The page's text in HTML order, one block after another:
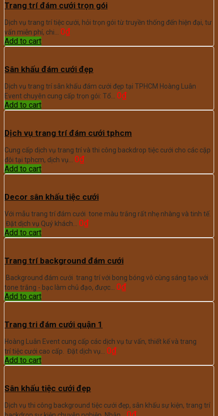
Trang trí đám cưới trọn gói
Dịch vụ trang trí tiệc cưới, hỏi trọn gói từ truyền thống đến hiện đại, tư
vấn miễn phí, chi… 0₫
Add to cart
Sân khấu đám cưới đẹp
Dịch vụ trang trí sân khấu đám cưới đẹp tại TPHCM Hoàng Luân
Event chuyên cung cấp trọn gói: Tổ… 0₫
Add to cart
Dịch vụ trang trí đám cưới tphcm
Cung cấp dịch vụ trang trí và thi công backdrop tiệc cưới cho các cặp
đôi tại tphcm, dịch vụ… 0₫
Add to cart
Decor sân khấu tiệc cưới
Với mẫu trang trí đám cưới tone màu trắng rất nhẹ nhàng và tinh tế.
Đặt dịch vụ Quý khách… 0₫
Add to cart
Trang trí background đám cưới
Background đám cưới trang trí với bong bóng vô cùng sáng tạo với
tone trắng - bạc làm chủ đạo, được… 0₫
Add to cart
Trang tri đám cưới quận 1
Hoàng Luân Event cung cấp các dịch vụ tư vấn, thiết kế và trang
trí tiệc cưới cao cấp. Đặt dịch vụ… 0₫
Add to cart
Sân khấu tiệc cưới đẹp
Dịch vụ thi công background tiệc cưới đẹp, sân khấu sự kiện, trang trí